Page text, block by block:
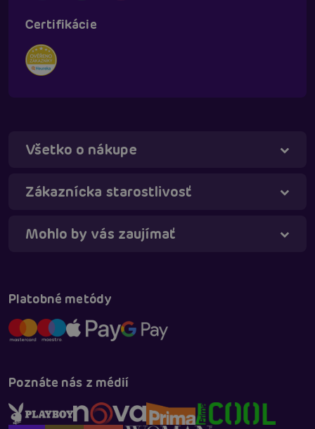
Certifikácie
Všetko o nákupe
Zákaznícka starostlivosť
Mohlo by vás zaujímať
Platobné metódy
Poznáte nás z médií
Táňa - virtuálna asistentka